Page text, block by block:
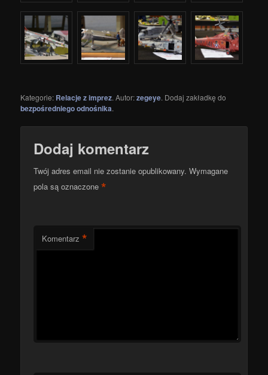
Kategorie: Relacje z imprez. Autor:zegeye. Dodaj zakładkę do
bezpośredniego odnośnika.
Dodaj komentarz
Twój adres email nie zostanie opublikowany. Wymagane
pola są oznaczone*
Komentarz *